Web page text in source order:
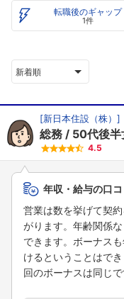
転職後のギャップ
1件
新着順
[新日本住設（株） ]
総務 50代後半
4.5
年収・給与の口コ
営業は数を挙げて契
がります。年齢関係
できます。ボーナス
けるということはで
回のボーナスは同じで